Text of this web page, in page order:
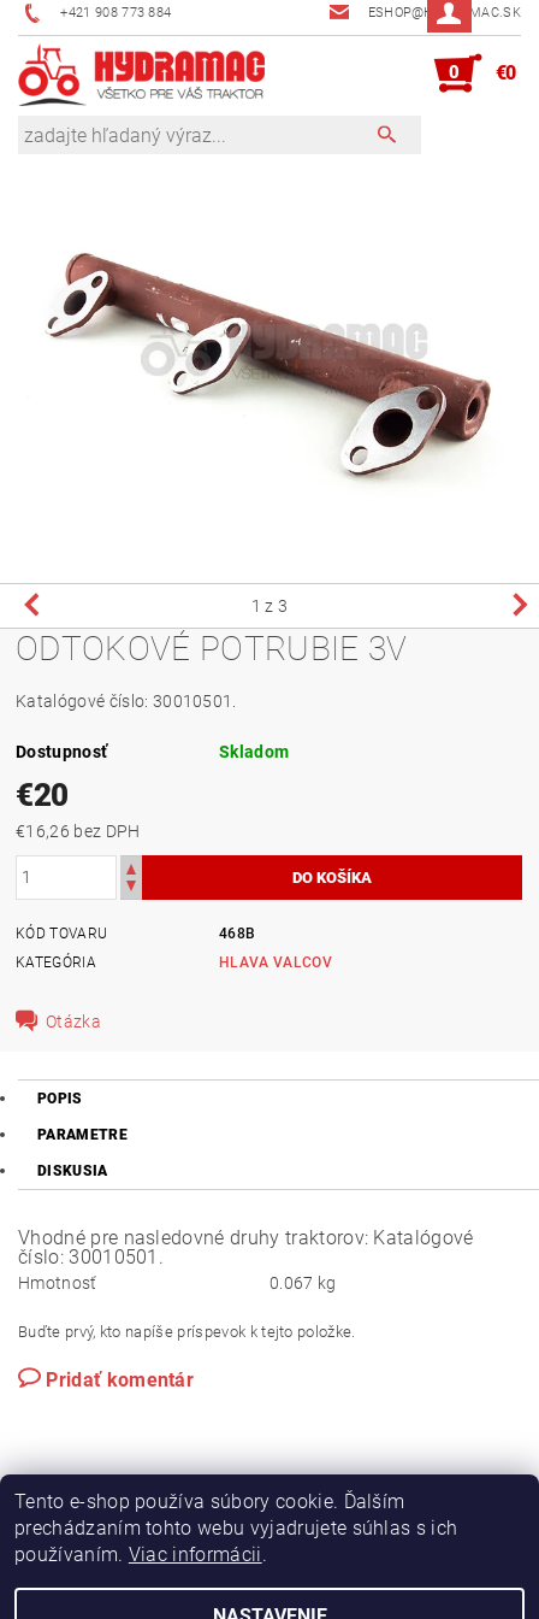
+421 908 773 884 ESHOP@HYDRAMAC.SK
0 €0
1 z 3
ODTOKOVÉ POTRUBIE 3V
Katalógové číslo: 30010501.
Dostupnosť Skladom
€20
€16,26 bez DPH
KÓD TOVARU
468B
KATEGÓRIA
HLAVA VALCOV
Otázka
POPIS
PARAMETRE
DISKUSIA
Vhodné pre nasledovné druhy traktorov: Katalógové
číslo: 30010501.
Hmotnosť 0.067 kg
Buďte prvý, kto napíše príspevok k tejto položke.
Pridať komentár
Výroba hydraulických hadíc
Tento e-shop používa súbory cookie. Ďalším
prechádzaním tohto webu vyjadrujete súhlas s ich
používaním. Viac informácii.